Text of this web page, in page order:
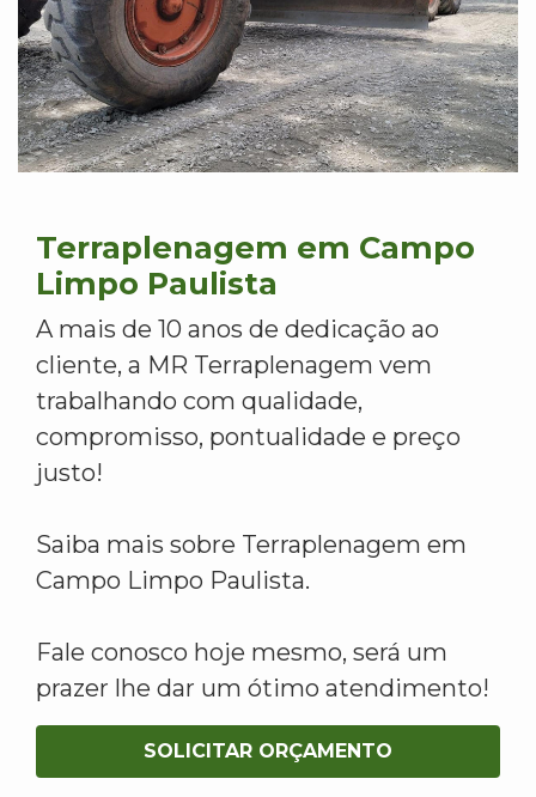
Terraplenagem em Campo
Limpo Paulista
A mais de 10 anos de dedicação ao
cliente, a MR Terraplenagem vem
trabalhando com qualidade,
compromisso, pontualidade e preço
justo!
Saiba mais sobre Terraplenagem em
Campo Limpo Paulista.
Fale conosco hoje mesmo, será um
prazer lhe dar um ótimo atendimento!
SOLICITAR ORÇAMENTO